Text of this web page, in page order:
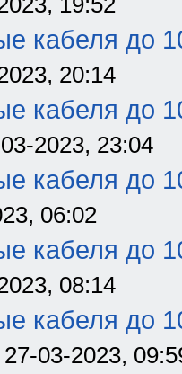
кабеля до
20:14
кабеля до
2023, 23:04
кабеля до
06:02
кабеля до
08:14
кабеля до
27-03-2023,